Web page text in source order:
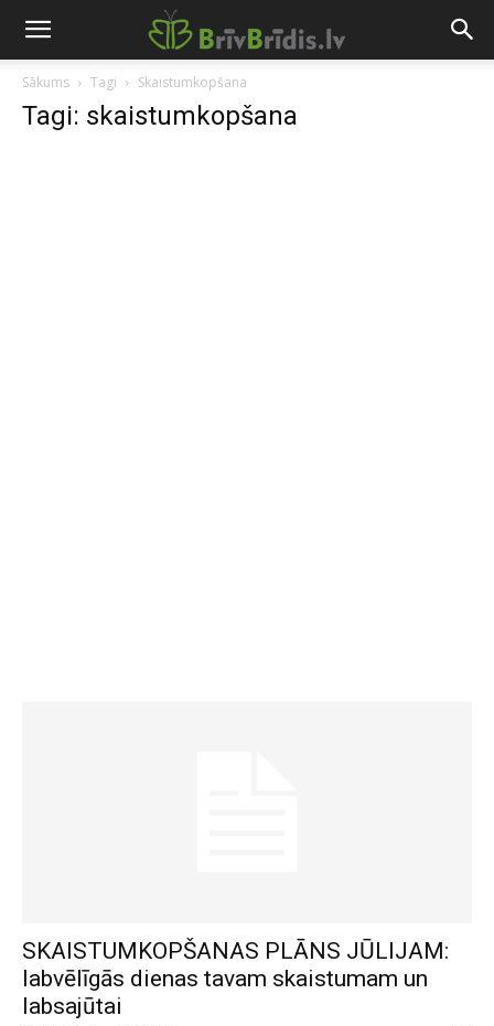
Sākums Tagi Skaistumkopšana
Tagi: skaistumkopšana
SKAISTUMKOPŠANAS PLĀNS JŪLIJAM:
labvēlīgās dienas tavam skaistumam un
labsajūtai